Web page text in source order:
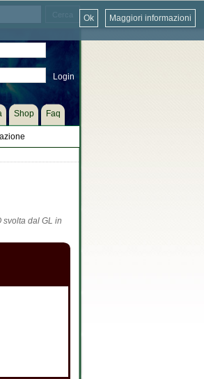
Shop Faq
svolta dal GL in
Maggiori informazioni
Ok